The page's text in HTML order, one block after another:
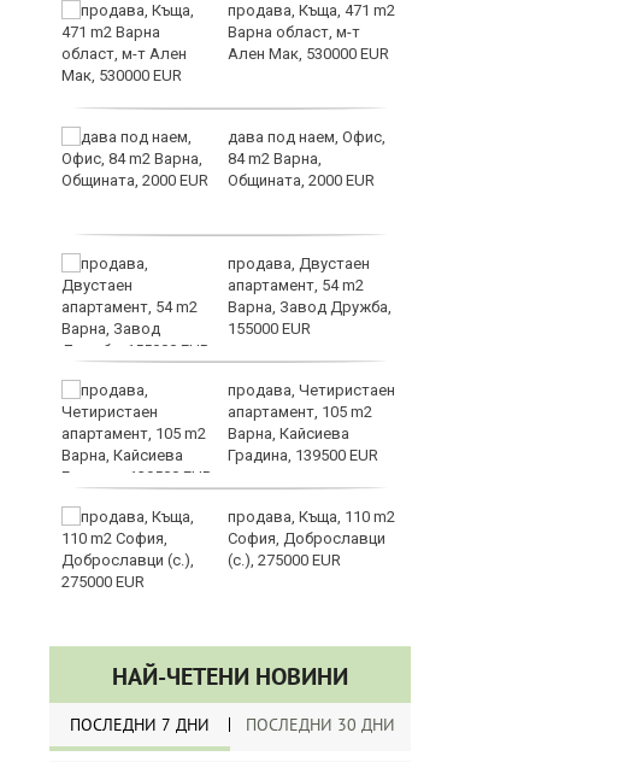
продава, Къща, 471 m2
Варна област, м-т
Ален Мак, 530000 EUR
дава под наем, Офис,
84 m2 Варна,
Общината, 2000 EUR
продава, Двустаен
апартамент, 54 m2
Варна, Завод Дружба,
155000 EUR
продава, Четиристаен
апартамент, 105 m2
Варна, Кайсиева
Градина, 139500 EUR
продава, Къща, 110 m2
София, Доброславци
(с.), 275000 EUR
НАЙ-ЧЕТЕНИ НОВИНИ
ПОСЛЕДНИ 7 ДНИ ПОСЛЕДНИ 30 ДНИ